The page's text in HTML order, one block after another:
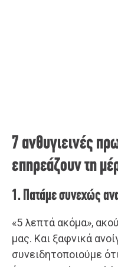
7 ανθυγιεινές
επηρεάζουν τη
1. Πατάμε συνεχώς
«5 λεπτά ακόμα»,
μας. Και ξαφνικά
συνειδητοποιούμε